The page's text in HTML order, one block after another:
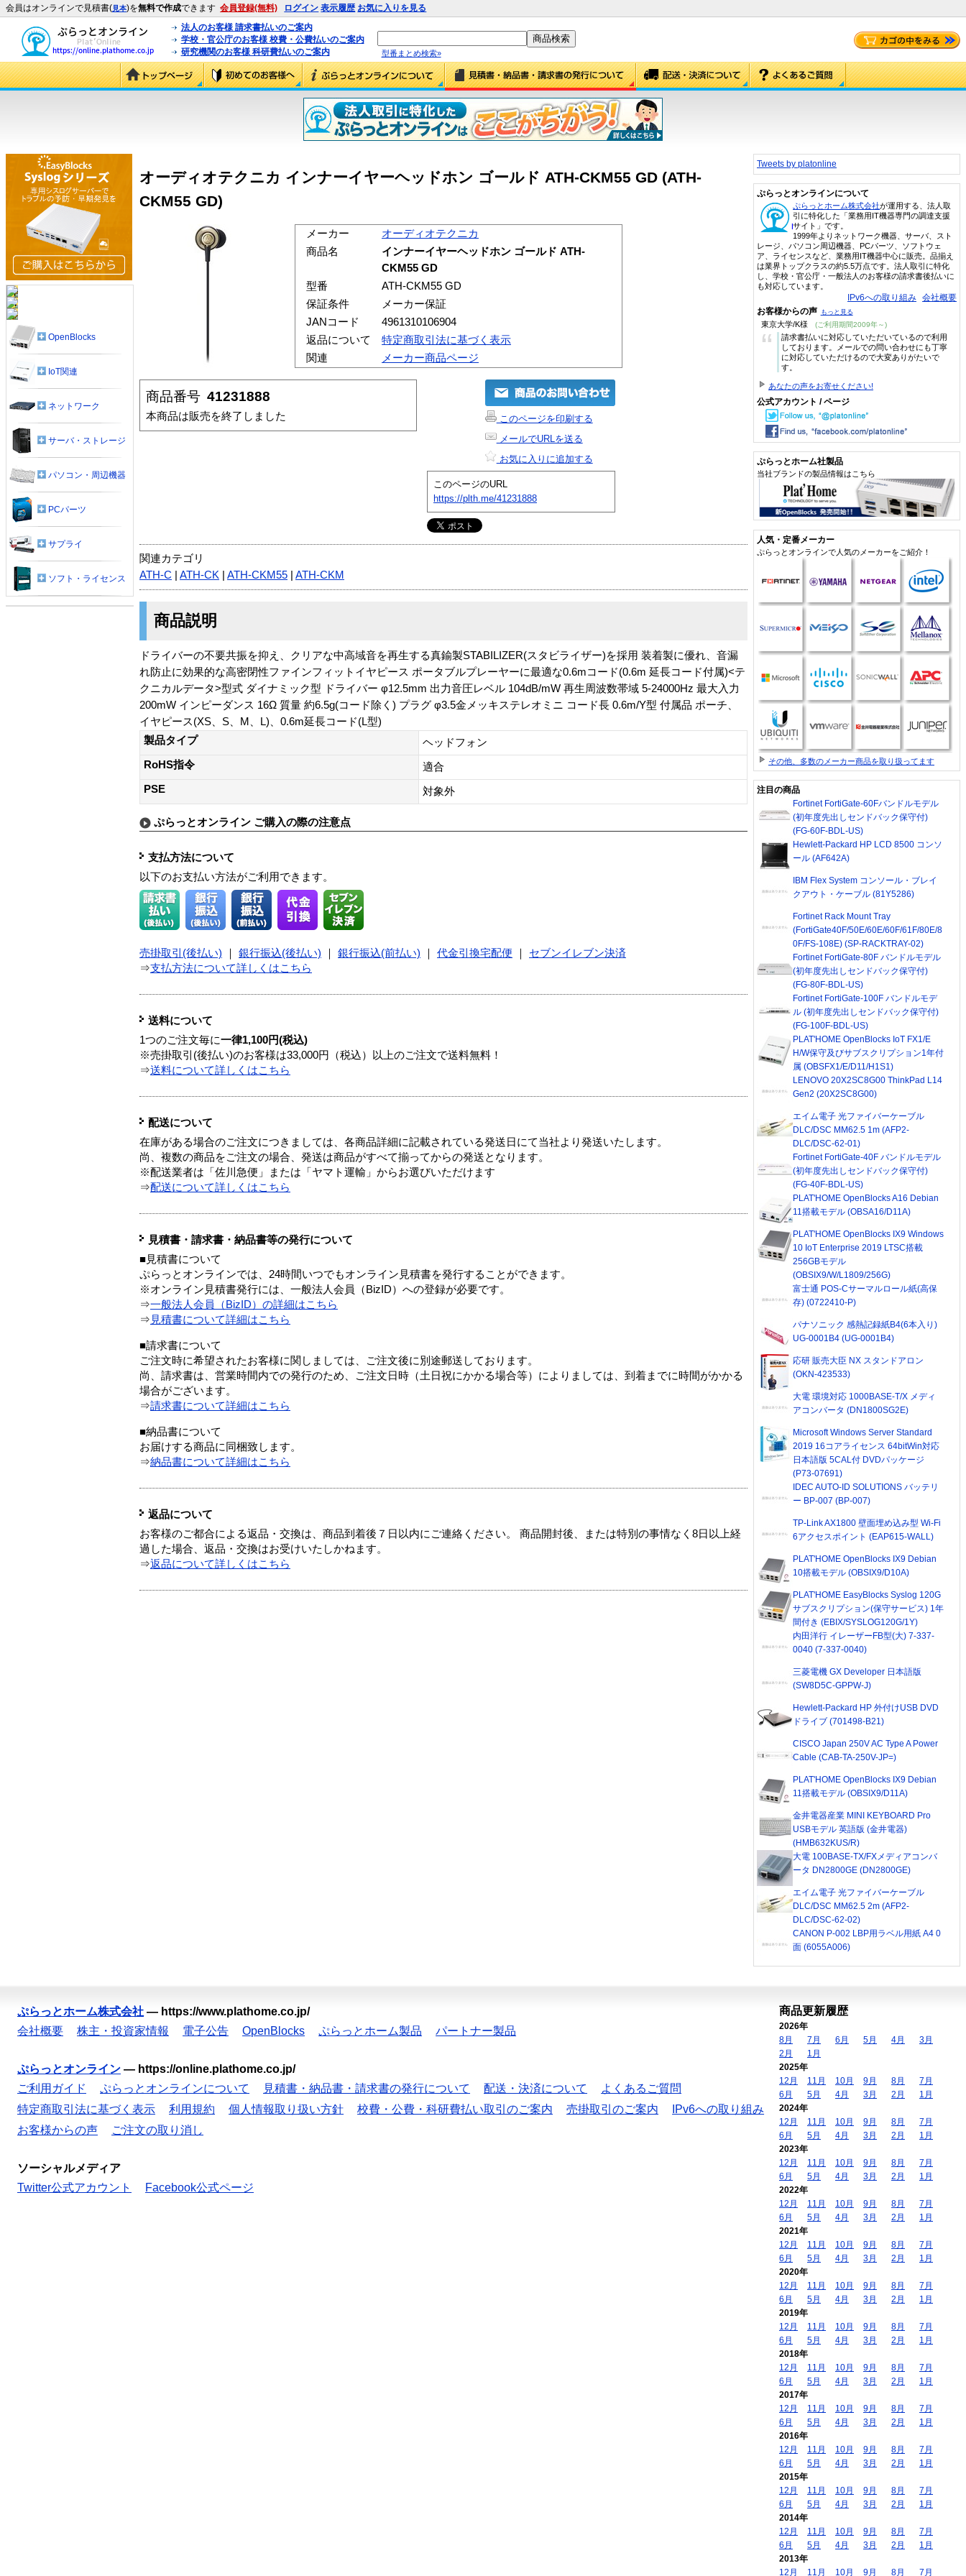
会員はオンラインで見積書(見本)を無料で作成できます 会員登録(無料) ログイン 表示履歴 お気に入りを見る
法人のお客様 請求書払いのご案内
学校・官公庁のお客様 校費・公費払いのご案内
研究機関のお客様 科研費払いのご案内
型番まとめ検索»
オーディオテクニカ インナーイヤーヘッドホン ゴールド ATH-CKM55 GD (ATH-
CKM55 GD)
メーカー
オーディオテクニカ
商品名
インナーイヤーヘッドホン ゴールド ATH-
CKM55 GD
型番
ATH-CKM55 GD
保証条件
メーカー保証
JANコード
4961310106904
返品について
特定商取引法に基づく表示
関連
メーカー商品ページ
商品番号 41231888
本商品は販売を終了しました
このページを印刷する
メールでURLを送る
お気に入りに追加する
このページのURL
https://plth.me/41231888
関連カテゴリ
ATH-C
ATH-CK ATH-CKM55 ATH-CKM
商品説明
ドライバーの不要共振を抑え、クリアな中高域音を再生する真鍮製STABILIZER(スタビライザー)を採用 装着製に優れ、音漏
れ防止に効果的な高密閉性ファインフィットイヤピース ポータブルプレーヤーに最適な0.6mコード(0.6m 延長コード付属)<テ
クニカルデータ>型式 ダイナミック型 ドライバー φ12.5mm 出力音圧レベル 104dB/mW 再生周波数帯域 5-24000Hz 最大入力
200mW インピーダンス 16Ω 質量 約6.5g(コード除く) プラグ φ3.5金メッキステレオミニ コード長 0.6m/Y型 付属品 ポーチ、
イヤピース(XS、S、M、L)、0.6m延長コード(L型)
製品タイプ
ヘッドフォン
RoHS指令
適合
PSE
対象外
ぷらっとオンライン ご購入の際の注意点
支払方法について
以下のお支払い方法がご利用できます。
売掛取引(後払い) 銀行振込(後払い) 銀行振込(前払い) 代金引換宅配便
セブンイレブン決済
⇒支払方法について詳しくはこちら
送料について
1つのご注文毎に一律1,100円(税込)
※売掛取引(後払い)のお客様は33,000円（税込）以上のご注文で送料無料！
⇒送料について詳しくはこちら
配送について
在庫がある場合のご注文につきましては、各商品詳細に記載されている発送日にて当社より発送いたします。
尚、複数の商品をご注文の場合、発送は商品がすべて揃ってからの発送となります。
※配送業者は「佐川急便」または「ヤマト運輸」からお選びいただけます
⇒配送について詳しくはこちら
見積書・請求書・納品書等の発行について
■見積書について
ぷらっとオンラインでは、24時間いつでもオンライン見積書を発行することができます。
※オンライン見積書発行には、一般法人会員（BizID）への登録が必要です。
⇒一般法人会員（BizID）の詳細はこちら
⇒ 見積書について詳細はこちら
■請求書について
ご注文時に希望されたお客様に関しましては、ご注文後に別途郵送しております。
尚、請求書は、営業時間内での発行のため、ご注文日時（土日祝にかかる場合等）によりましては、到着までに時間がかかる
場合がございます。
⇒請求書について詳細はこちら
■納品書について
お届けする商品に同梱致します。
⇒納品書について詳細はこちら
返品について
お客様のご都合による返品・交換は、商品到着後７日以内にご連絡ください。 商品開封後、または特別の事情なく8日以上経
過した場合、返品・交換はお受けいたしかねます。
⇒返品について詳しくはこちら
OpenBlocks
IoT関連
ネットワーク
サーバ・ストレージ
パソコン・周辺機器
PCパーツ
サプライ
ソフト・ライセンス
Tweets by platonline
ぷらっとオンラインについて
ぷらっとホーム株式会社が運用する、法人取
引に特化した「業務用IT機器専門の調達支援
サイト」です。
1999年よりネットワーク機器、サーバ、スト
レージ、パソコン周辺機器、PCパーツ、ソフトウェ
ア、ライセンスなど、業務用IT機器中心に販売。品揃え
は業界トップクラスの約5.5万点です。法人取引に特化
し、学校・官公庁・一般法人のお客様の請求書後払いに
も対応しています。
IPv6への取り組み 会社概要
お客様からの声 もっと見る
東京大学/K様 (ご利用期間2009年～)
“
請求書払いに対応していただいているので利用
しております。メールでの問い合わせにも丁寧
に対応していただけるので大変ありがたいで
す。
あなたの声をお寄せください!
公式アカウント / ページ
ぷらっとホーム社製品
当社ブランドの製品情報はこちら
人気・定番メーカー
ぷらっとオンラインで人気のメーカーをご紹介！
その他、多数のメーカー商品を取り扱ってます
注目の商品
Fortinet FortiGate-60Fバンドルモデル
(初年度先出しセンドバック保守付)
(FG-60F-BDL-US)
Hewlett-Packard HP LCD 8500 コンソ
ール (AF642A)
IBM Flex System コンソール・ブレイ
クアウト・ケーブル (81Y5286)
Fortinet Rack Mount Tray
(FortiGate40F/50E/60E/60F/61F/80E/8
0F/FS-108E) (SP-RACKTRAY-02)
Fortinet FortiGate-80F バンドルモデル
(初年度先出しセンドバック保守付)
(FG-80F-BDL-US)
Fortinet FortiGate-100F バンドルモデ
ル (初年度先出しセンドバック保守付)
(FG-100F-BDL-US)
PLAT'HOME OpenBlocks IoT FX1/E
H/W保守及びサブスクリプション1年付
属 (OBSFX1/E/D11/H1S1)
LENOVO 20X2SC8G00 ThinkPad L14
Gen2 (20X2SC8G00)
エイム電子 光ファイバーケーブル
DLC/DSC MM62.5 1m (AFP2-
DLC/DSC-62-01)
Fortinet FortiGate-40F バンドルモデル
(初年度先出しセンドバック保守付)
(FG-40F-BDL-US)
PLAT'HOME OpenBlocks A16 Debian
11搭載モデル (OBSA16/D11A)
PLAT'HOME OpenBlocks IX9 Windows
10 IoT Enterprise 2019 LTSC搭載
256GBモデル
(OBSIX9/W/L1809/256G)
富士通 POS-Cサーマルロール紙(高保
存) (0722410-P)
パナソニック 感熱記録紙B4(6本入り)
UG-0001B4 (UG-0001B4)
応研 販売大臣 NX スタンドアロン
(OKN-423533)
大電 環境対応 1000BASE-T/X メディ
アコンバータ (DN1800SG2E)
Microsoft Windows Server Standard
2019 16コアライセンス 64bitWin対応
日本語版 5CAL付 DVDパッケージ
(P73-07691)
IDEC AUTO-ID SOLUTIONS バッテリ
ー BP-007 (BP-007)
TP-Link AX1800 壁面埋め込み型 Wi-Fi
6アクセスポイント (EAP615-WALL)
PLAT'HOME OpenBlocks IX9 Debian
10搭載モデル (OBSIX9/D10A)
PLAT'HOME EasyBlocks Syslog 120G
サブスクリプション(保守サービス) 1年
間付き (EBIX/SYSLOG120G/1Y)
内田洋行 イレーザーFB型(大) 7-337-
0040 (7-337-0040)
三菱電機 GX Developer 日本語版
(SW8D5C-GPPW-J)
Hewlett-Packard HP 外付けUSB DVD
ドライブ (701498-B21)
CISCO Japan 250V AC Type A Power
Cable (CAB-TA-250V-JP=)
PLAT'HOME OpenBlocks IX9 Debian
11搭載モデル (OBSIX9/D11A)
金井電器産業 MINI KEYBOARD Pro
USBモデル 英語版 (金井電器)
(HMB632KUS/R)
大電 100BASE-TX/FXメディアコンバ
ータ DN2800GE (DN2800GE)
エイム電子 光ファイバーケーブル
DLC/DSC MM62.5 2m (AFP2-
DLC/DSC-62-02)
CANON P-002 LBP用ラベル用紙 A4 0
面 (6055A006)
ぷらっとホーム株式会社 — https://www.plathome.co.jp/
会社概要
株主・投資家情報 電子公告 OpenBlocks ぷらっとホーム製品 パートナー製品
ぷらっとオンライン — https://online.plathome.co.jp/
ご利用ガイド
ぷらっとオンラインについて 見積書・納品書・請求書の発行について 配送・決済について
よくあるご質問
特定商取引法に基づく表示
利用規約 個人情報取り扱い方針 校費・公費・科研費払い取引のご案内 売掛取引のご案内
IPv6への取り組み
お客様からの声
ご注文の取り消し
ソーシャルメディア
Twitter公式アカウント
Facebook公式ページ
商品更新履歴
2026年
8月
7月 6月 5月 4月
3月
2月
1月
2025年
12月
11月 10月 9月 8月
7月
6月
5月 4月 3月 2月
1月
2024年
12月
11月 10月 9月 8月
7月
6月
5月 4月 3月 2月
1月
2023年
12月
11月 10月 9月 8月
7月
6月
5月 4月 3月 2月
1月
2022年
12月
11月 10月 9月 8月
7月
6月
5月 4月 3月 2月
1月
2021年
12月
11月 10月 9月 8月
7月
6月
5月 4月 3月 2月
1月
2020年
12月
11月 10月 9月 8月
7月
6月
5月 4月 3月 2月
1月
2019年
12月
11月 10月 9月 8月
7月
6月
5月 4月 3月 2月
1月
2018年
12月
11月 10月 9月 8月
7月
6月
5月 4月 3月 2月
1月
2017年
12月
11月 10月 9月 8月
7月
6月
5月 4月 3月 2月
1月
2016年
12月
11月 10月 9月 8月
7月
6月
5月 4月 3月 2月
1月
2015年
12月
11月 10月 9月 8月
7月
6月
5月 4月 3月 2月
1月
2014年
12月
11月 10月 9月 8月
7月
6月
5月 4月 3月 2月
1月
2013年
12月
11月 10月 9月 8月 7月